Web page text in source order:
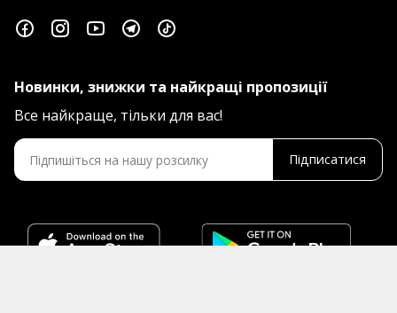
Новинки, знижки та найкращі пропозиції
Все найкраще, тільки для вас!
Підписатися